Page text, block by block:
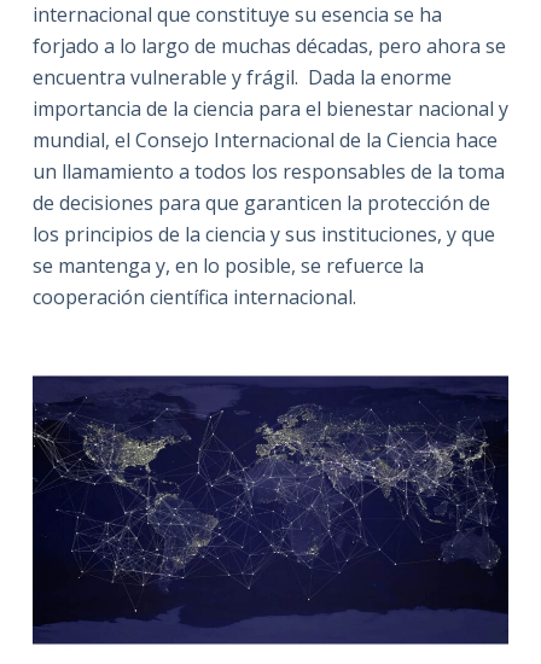
internacional que constituye su esencia se ha
forjado a lo largo de muchas décadas, pero ahora se
encuentra vulnerable y frágil. Dada la enorme
importancia de la ciencia para el bienestar nacional y
mundial, el Consejo Internacional de la Ciencia hace
un llamamiento a todos los responsables de la toma
de decisiones para que garanticen la protección de
los principios de la ciencia y sus instituciones, y que
se mantenga y, en lo posible, se refuerce la
cooperación científica internacional.